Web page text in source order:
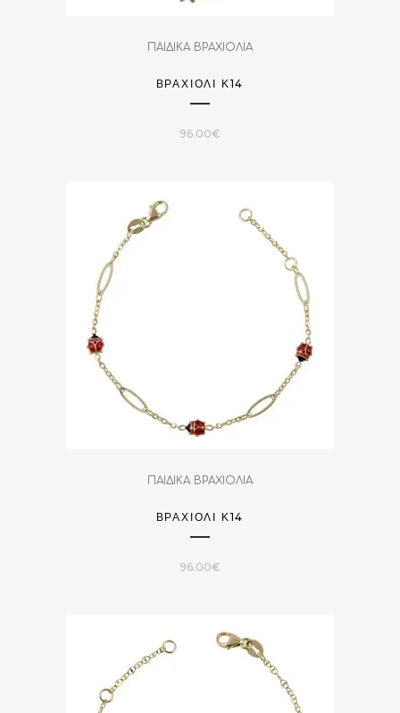
ΠΑΙΔΙΚΑ ΒΡΑΧΙΟΛΙΑ
ΒΡΑΧΙΌΛΙ Κ14
96.00€
ΠΑΙΔΙΚΑ ΒΡΑΧΙΟΛΙΑ
ΒΡΑΧΙΌΛΙ Κ14
96.00€